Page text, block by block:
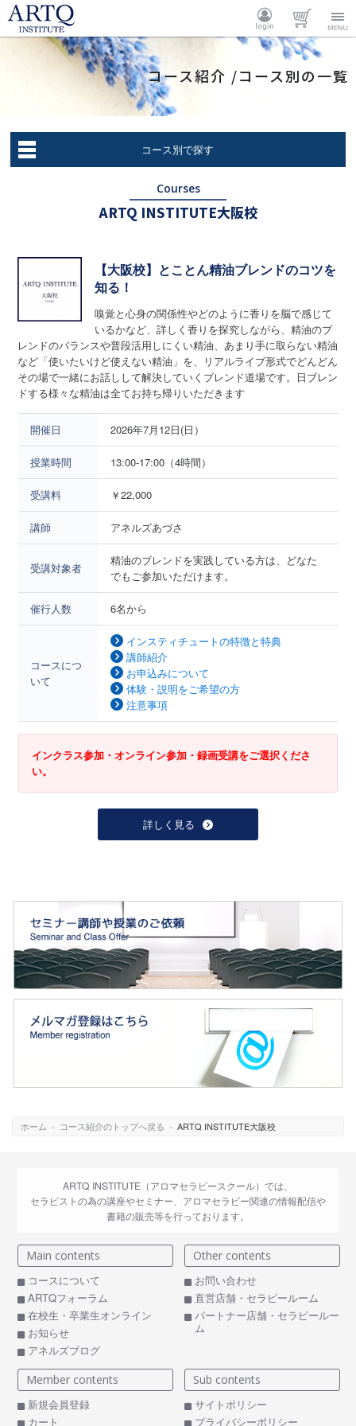
ARTQ
INSTITUTE
Menu
カート
ログイ
コース紹介 /コース別の一覧
コース別で探す
Courses
ARTQ INSTITUTE大阪校
【大阪校】とことん精油ブレンドのコツを
知る！
嗅覚と心身の関係性やどのように香りを脳で感じて
いるかなど、詳しく香りを探究しながら、精油のブ
レンドのバランスや普段活用しにくい精油、あまり手に取らない精油
など「使いたいけど使えない精油」を、リアルライブ形式でどんどん
その場で一緒にお話しして解決していくブレンド道場です。日ブレン
ドする様々な精油は全てお持ち帰りいただきます
開催日 2026年7月12日(日）
授業時間 13:00-17:00（4時間）
受講料 ￥22,000
講師 アネルズあづさ
受講対象者
精油のブレンドを実践している方は、どなた
でもご参加いただけます。
催行人数 6名から
コースにつ
いて
インスティチュートの特徴と特典
講師紹介
お申込みについて
体験・説明をご希望の方
注意事項
インクラス参加・オンライン参加・録画受講をご選択くださ
い。
詳しく見る
ホーム » コース紹介のトップへ戻る » ARTQ INSTITUTE大阪校
ARTQ INSTITUTE（アロマセラピースクール）では、
セラピストの為の講座やセミナー、アロマセラピー関連の情報配信や
書籍の販売等を行っております。
Main contents
コースについて
ARTQフォーラム
在校生・卒業生オンライン
お知らせ
アネルズブログ
Other contents
お問い合わせ
直営店舗・セラピールーム
パートナー店舗・セラピールー
ム
Member contents
新規会員登録
カート
Sub contents
サイトポリシー
プライバシーポリシー